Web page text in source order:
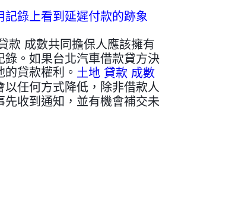
錄上看到延遲付款的跡象
款 成數共同擔保人應該擁有
錄。如果台北汽車借款貸方決
貸款權利。 土地 貸款 成數
任何方式降低，除非借款人
收到通知，並有機會補交未